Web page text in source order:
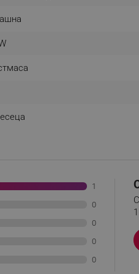
1
0
0
0
0
This is a list of
due to an error
This is a flag to
1 месец
Releva